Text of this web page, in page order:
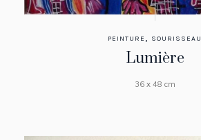
PEINTURE , SOURISSEAU
Lumière
36 x 48 cm